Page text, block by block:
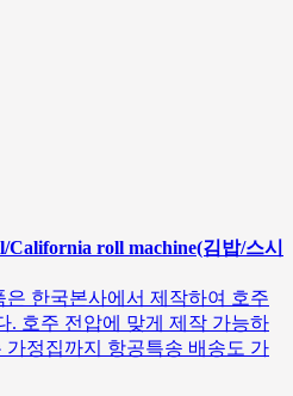
roll machine(김밥/스시
한국본사에서 제작하여 호주
. 호주 전압에 맞게 제작 가능하
정집까지 항공특송 배송도 가